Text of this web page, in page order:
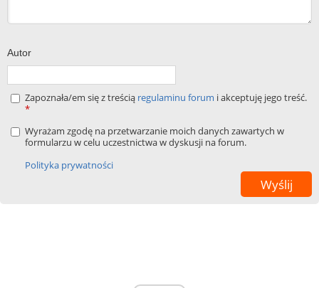
Autor
Zapoznała/em się z treścią regulaminu forum i akceptuję jego treść.
*
Wyrażam zgodę na przetwarzanie moich danych zawartych w
formularzu w celu uczestnictwa w dyskusji na forum.
Polityka prywatności